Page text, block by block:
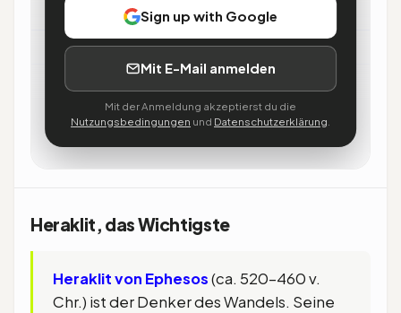
→panta rhei: alles ist im Wandel,
Beständigkeit durch Wandel
Begriffe
→Logos, Einheit der Gegensätze, Feuer als
Sign up with Google
Mit E-Mail anmelden
Mit der Anmeldung akzeptierst du die
Nutzungsbedingungen und Datenschutzerklärung.
Heraklit, das Wichtigste
Heraklit von Ephesos(ca. 520–460 v.
Chr.) ist der Denker des Wandels. Seine